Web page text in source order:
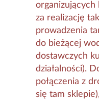
organizujących
za realizację
prowadzenia
do bieżącej
dostawczych
działalności).
połączenia z
się tam